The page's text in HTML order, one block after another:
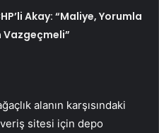
Akay: “Maliye, Yorumla
Vazgeçmeli”
alanın karşısındaki
sitesi için depo